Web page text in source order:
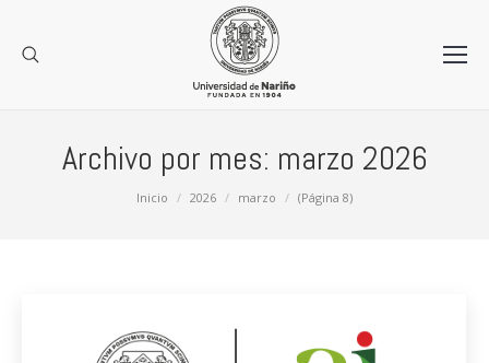
Archivo por mes: marzo 2026
Inicio 2026 marzo (Página 8)